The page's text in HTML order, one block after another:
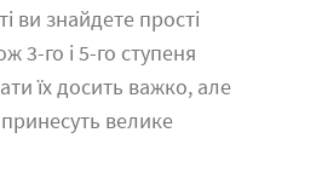
ви знайдете прості
3-го і 5-го ступеня
їх досить важко, але
велике